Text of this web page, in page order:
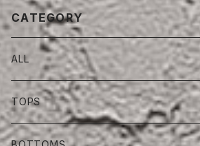
CATEGORY
ALL
TOPS